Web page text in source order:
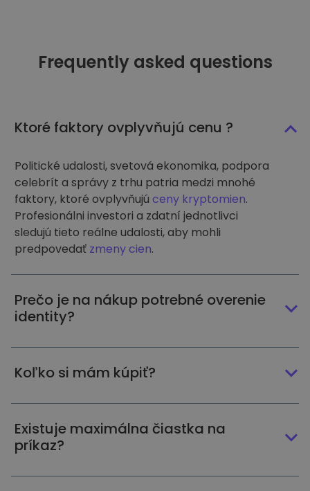
Frequently asked questions
Ktoré faktory ovplyvňujú cenu ?
Politické udalosti, svetová ekonomika, podpora
celebrít a správy z trhu patria medzi mnohé
faktory, ktoré ovplyvňujú ceny kryptomien.
Profesionálni investori a zdatní jednotlivci
sledujú tieto reálne udalosti, aby mohli
predpovedať zmeny cien.
Prečo je na nákup potrebné overenie
identity?
Koľko si mám kúpiť?
Existuje maximálna čiastka na
príkaz?